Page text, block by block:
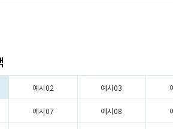
예시02 예시03
예시07 예시08